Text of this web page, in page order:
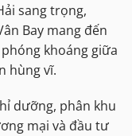
sang trọng,
Bay mang đến
khoáng giữa
hùng vĩ.
dưỡng, phân khu
mại và đầu tư